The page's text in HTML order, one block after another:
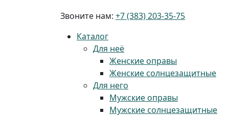
Звоните нам: +7 (383) 203-35-75
Каталог
Для неё
Женские оправы
Женские солнцезащитные
Для него
Мужские оправы
Мужские солнцезащитные